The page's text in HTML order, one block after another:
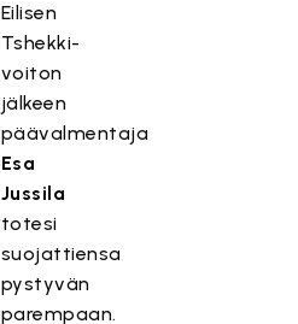
Eilisen
Tshekki-
voiton
jälkeen
päävalmentaja
Esa
Jussila
totesi
suojattiensa
pystyvän
parempaan.